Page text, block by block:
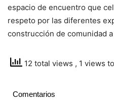
espacio de encuentro que
respeto por las diferentes
construcción de comunidad
12 total views , 1 views
Comentarios